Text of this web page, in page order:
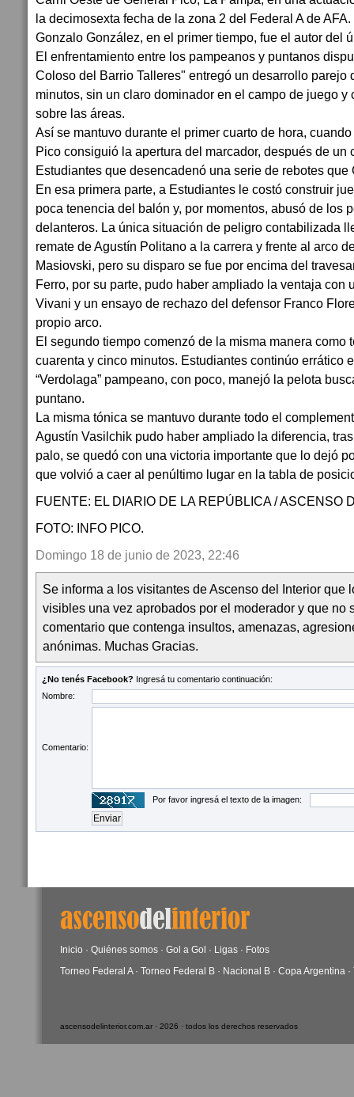
la decimosexta fecha de la zona 2 del Federal A de AFA.
Gonzalo González, en el primer tiempo, fue el autor del
El enfrentamiento entre los pampeanos y puntanos
Coloso del Barrio Talleres" entregó un desarrollo parejo
minutos, sin un claro dominador en el campo de juego y
sobre las áreas.
Así se mantuvo durante el primer cuarto de hora,
Pico consiguió la apertura del marcador, después de un
Estudiantes que desencadenó una serie de rebotes
En esa primera parte, a Estudiantes le costó construir
poca tenencia del balón y, por momentos, abusó de los
delanteros. La única situación de peligro contabilizada
remate de Agustín Politano a la carrera y frente al arco
Masiovski, pero su disparo se fue por encima del
Ferro, por su parte, pudo haber ampliado la ventaja con
Vivani y un ensayo de rechazo del defensor Franco
propio arco.
El segundo tiempo comenzó de la misma manera como
cuarenta y cinco minutos. Estudiantes continúo errático
“Verdolaga” pampeano, con poco, manejó la pelota
puntano.
La misma tónica se mantuvo durante todo el
Agustín Vasilchik pudo haber ampliado la diferencia,
palo, se quedó con una victoria importante que lo dejó
que volvió a caer al penúltimo lugar en la tabla de
FUENTE: EL DIARIO DE LA REPÚBLICA / ASCENSO
FOTO: INFO PICO.
Domingo 18 de junio de 2023, 22:46
Se informa a los visitantes de Ascenso del Interior que
visibles una vez aprobados por el moderador y que no
comentario que contenga insultos, amenazas,
anónimas. Muchas Gracias.
¿No tenés Facebook? Ingresá tu comentario continuación:
Nombre:
Comentario:
Por favor ingresá el texto de la imagen:
Inicio · Quiénes somos · Gol a Gol · Ligas · Fotos
Torneo Federal A· Torneo Federal B · Nacional B · Copa Argentina ·
ascensodelinterior.com.ar · 2026 · todos los derechos reservados